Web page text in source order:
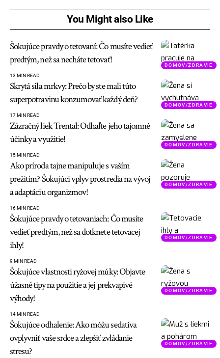
You Might also Like
DOMOV/ZDRAVIE
Šokujúce pravdy o tetovaní: Čo musíte vedieť
predtým, než sa necháte tetovať!
13 MIN READ
DOMOV/ZDRAVIE
Skrytá sila mrkvy: Prečo by ste mali túto
superpotravinu konzumovať každý deň?
17 MIN READ
DOMOV/ZDRAVIE
Zázračný liek Trental: Odhaľte jeho tajomné
účinky a využitie!
15 MIN READ
DOMOV/ZDRAVIE
Ako príroda tajne manipuluje s vaším
prežitím? Šokujúci vplyv prostredia na vývoj
a adaptáciu organizmov!
16 MIN READ
DOMOV/ZDRAVIE
Šokujúce pravdy o tetovaniach: Čo musíte
vedieť predtým, než sa dotknete tetovacej
ihly!
9 MIN READ
DOMOV/ZDRAVIE
Šokujúce vlastnosti ryžovej múky: Objavte
úžasné tipy na použitie a jej prekvapivé
výhody!
14 MIN READ
DOMOV/ZDRAVIE
Šokujúce odhalenie: Ako môžu sedatíva
ovplyvniť vaše srdce a zlepšiť zvládanie
stresu?